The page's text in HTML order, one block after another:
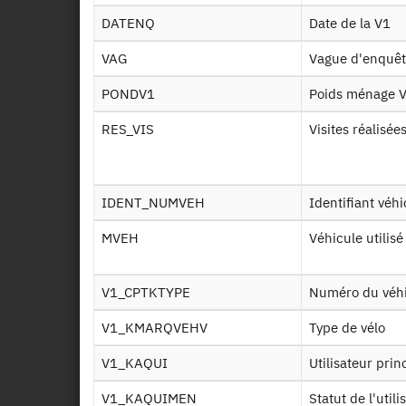
C
K
K
K
DATENQ Date de la V1
VAG Vague
PONDV1 Poids ménage
RES_VIS Visites réalisées
IDENT_NUMVEH Identifiant
MVEH Véhicule utilisé
V1_CPTKTYPE Numéro du
V1_KMARQVEHV Type de vélo
V1_KAQUI Utilisateur
V1_KAQUIMEN Statut de